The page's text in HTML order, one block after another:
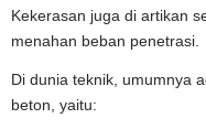
Kekerasan juga di artikan
menahan beban penetrasi.
Di dunia teknik, umumnya
beton, yaitu: